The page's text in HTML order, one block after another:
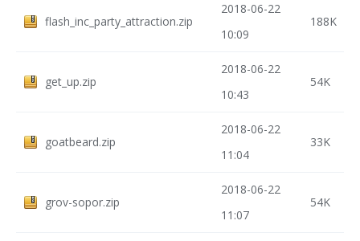
flash_inc_party_attraction.zip
2018-06-22
10:09
188K
get_up.zip
2018-06-22
10:43
54K
goatbeard.zip
2018-06-22
11:04
33K
grov-sopor.zip
2018-06-22
11:07
54K